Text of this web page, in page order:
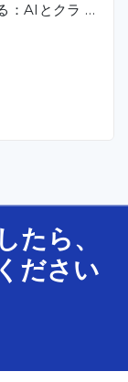
：AIとクラ …
たら、
ください